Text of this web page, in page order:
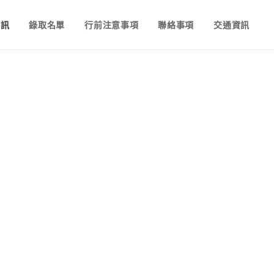
錄取名單 行前注意事項 聯絡事項 交通資訊